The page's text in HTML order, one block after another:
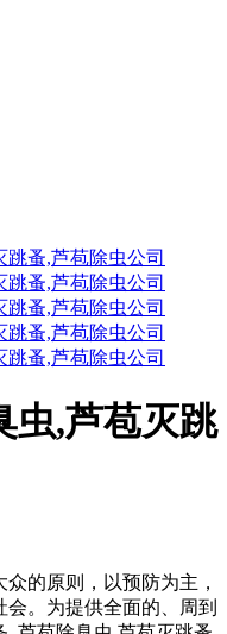
虫,芦苞灭跳
的原则，以预防为主，
。为提供全面的、周到